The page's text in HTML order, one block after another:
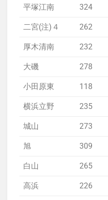
平塚江南 324
二宮(注)４ 262
厚木清南 232
大磯 278
小田原東 118
横浜立野 235
城山 273
旭 309
白山 265
高浜 226